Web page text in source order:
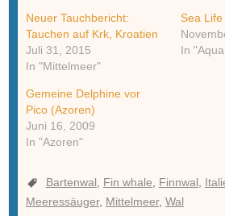
Neuer Tauchbericht:
Tauchen auf Krk, Kroatien
Juli 31, 2015
In "Mittelmeer"
Sea
In
Gemeine Delphine vor
Pico (Azoren)
Juni 16, 2009
In "Azoren"
Bartenwal, Fin whale, Finnwal,
Meeressäuger, Mittelmeer, Wal